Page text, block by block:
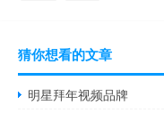
猜你想看的文章
明星拜年视频品牌